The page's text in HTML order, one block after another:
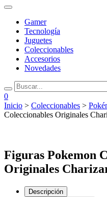
Gamer
Tecnología
Juguetes
Coleccionables
Accesorios
Novedades
0
Inicio > Coleccionables >
Coleccionables Originales
Figuras Pokemon
Originales
Descripción